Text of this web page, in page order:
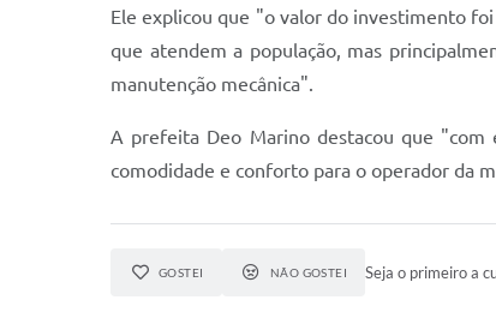
Ele explicou que "o valor do investimento
que atendem a população, mas
manutenção mecânica".
A prefeita Deo Marino destacou que "com
comodidade e conforto para o operador da
GOSTEI NÃO GOSTEI Seja o primeiro a